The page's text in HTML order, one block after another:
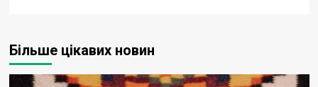
Більше цікавих новин